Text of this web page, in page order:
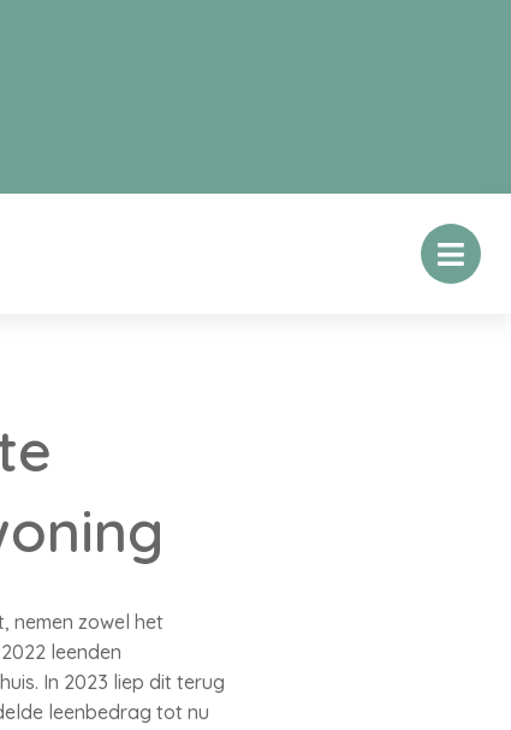
nemen zowel het
leenden
In 2023 liep dit terug
leenbedrag tot nu